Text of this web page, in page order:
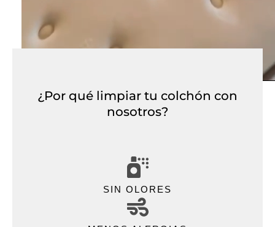
¿Por qué limpiar tu colchón con
nosotros?
SIN OLORES